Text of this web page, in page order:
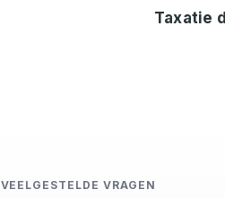
Taxatie
VEELGESTELDE VRAGEN